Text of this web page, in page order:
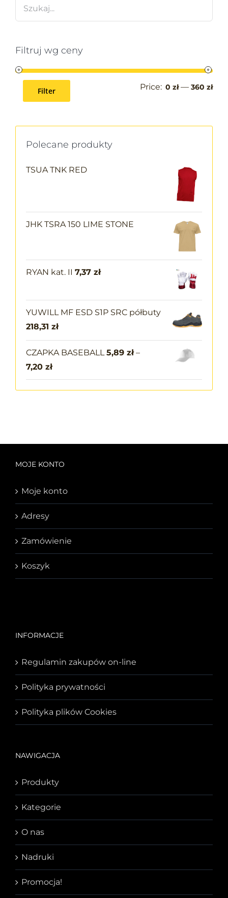
Filtruj wg ceny
Filter Price: 0 zł— 360 zł
Polecane produkty
TSUA TNK RED
JHK TSRA 150 LIME STONE
RYAN kat. II 7,37 zł
YUWILL MF ESD S1P SRC półbuty
218,31 zł
CZAPKA BASEBALL 5,89 zł–
7,20 zł
MOJE KONTO
Moje konto
Adresy
Zamówienie
Koszyk
INFORMACJE
Regulamin zakupów on-line
Polityka prywatności
Polityka plików Cookies
NAWIGACJA
Produkty
Kategorie
O nas
Nadruki
Promocja!